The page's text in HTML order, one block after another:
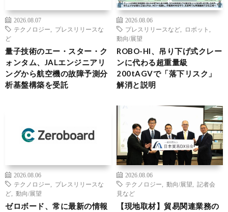
2026.08.07
テクノロジー
プレスリリースな
ど
量子技術のエー・スター・ク
ォンタム、JALエンジニアリ
ングから航空機の故障予測分
析基盤構築を受託
2026.08.06
プレスリリースなど
ロボット
動向/展望
ROBO-HI、吊り下げ式クレー
ンに代わる超重量級
200tAGVで「落下リスク」
解消と説明
2026.08.06
テクノロジー
プレスリリースな
ど
動向/展望
ゼロボード、常に最新の情報
2026.08.06
テクノロジー
動向/展望
記者会
見など
【現地取材】貿易関連業務の